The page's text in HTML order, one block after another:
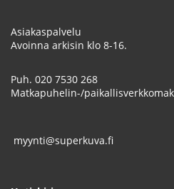
Asiakaspalvelu
Avoinna arkisin klo 8-16.
Puh. 020 7530 268
Matkapuhelin-/
myynti@superkuva.fi